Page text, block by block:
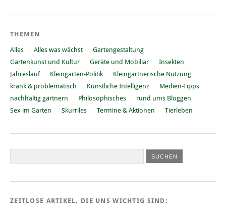
THEMEN
Alles Alles was wächst
Gartengestaltung
Gartenkunst und Kultur
Geräte und Mobiliar
Insekten
Jahreslauf
Kleingarten-Politik
Kleingärtnerische Nutzung
krank & problematisch
Künstliche Intelligenz
Medien-Tipps
nachhaltig gärtnern
Philosophisches
rund ums Bloggen
Sex im Garten
Skurriles Termine & Aktionen Tierleben
ZEITLOSE ARTIKEL, DIE UNS WICHTIG SIND: